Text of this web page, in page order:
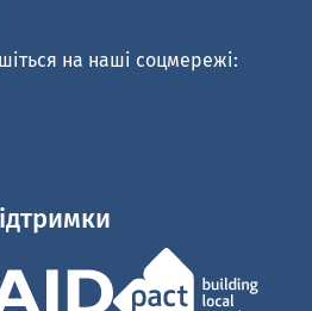
на наші соцмережі: